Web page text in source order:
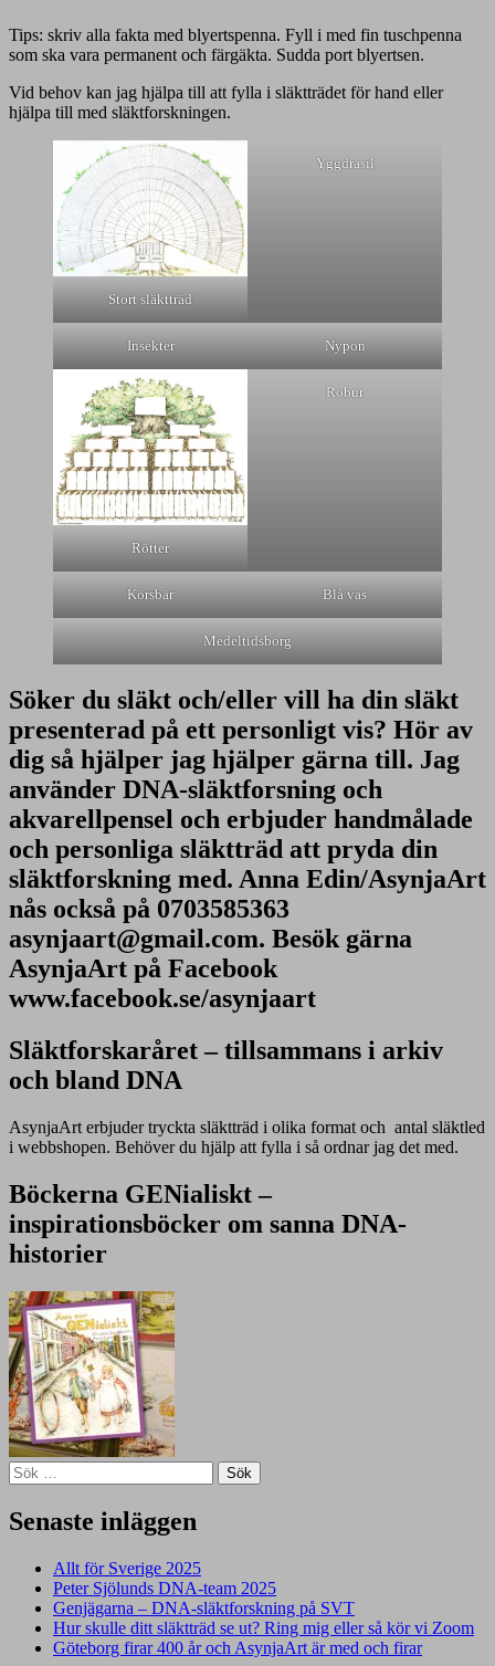
Tips: skriv alla fakta med blyertspenna. Fyll i med fin tuschpenna
som ska vara permanent och färgäkta. Sudda port blyertsen.
Vid behov kan jag hjälpa till att fylla i släktträdet för hand eller
hjälpa till med släktforskningen.
Stort släktträd
Yggdrasil
Insekter Nypon
Rötter
Robur
Körsbär Blå vas
Medeltidsborg
Söker du släkt och/eller vill ha din släkt
presenterad på ett personligt vis? Hör av
dig så hjälper jag hjälper gärna till. Jag
använder DNA-släktforsning och
akvarellpensel och erbjuder handmålade
och personliga släktträd att pryda din
släktforskning med. Anna Edin/AsynjaArt
nås också på 0703585363
asynjaart@gmail.com. Besök gärna
AsynjaArt på Facebook
www.facebook.se/asynjaart
Släktforskaråret – tillsammans i arkiv
och bland DNA
AsynjaArt erbjuder tryckta släktträd i olika format och antal släktled
i webbshopen. Behöver du hjälp att fylla i så ordnar jag det med.
Böckerna GENialiskt –
inspirationsböcker om sanna DNA-
historier
Sök
efter:
Senaste inläggen
Allt för Sverige 2025
Peter Sjölunds DNA-team 2025
Genjägarna – DNA-släktforskning på SVT
Hur skulle ditt släktträd se ut? Ring mig eller så kör vi Zoom
Göteborg firar 400 år och AsynjaArt är med och firar